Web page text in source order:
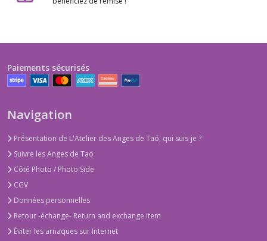
Paiements sécurisés
Navigation
Présentation de L'Atelier des Anges de Taó, qui suis-je ?
Suivre les Anges de Tao
Côté Photo / Photo Side
CGV
Données personnelles
Retour -échange- Return and exchange item
Éviter les arnaques sur Internet